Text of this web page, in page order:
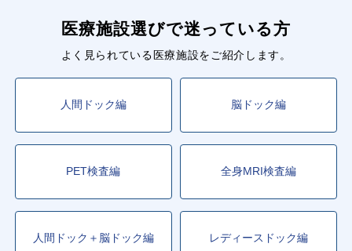
医療施設選びで迷っている方
よく見られている医療施設をご紹介します。
人間ドック編 脳ドック編
PET検査編 全身MRI検査編
人間ドック＋脳ドック編 レディースドック編